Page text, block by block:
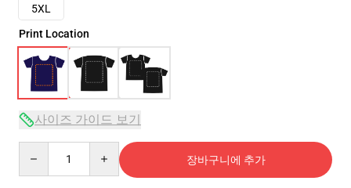
5XL
Print Location
사이즈 가이드 보기
장바구니에 추가